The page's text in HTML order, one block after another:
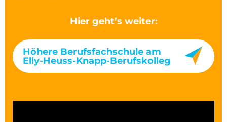
Hier geht’s weiter:
Höhere Berufsfachschule am
Elly-Heuss-Knapp-Berufskolleg